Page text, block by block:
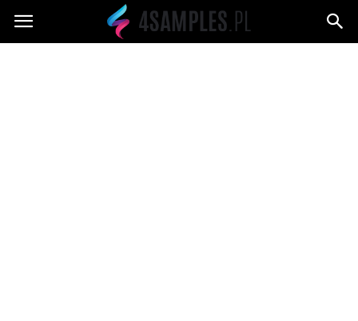
4samples.pl